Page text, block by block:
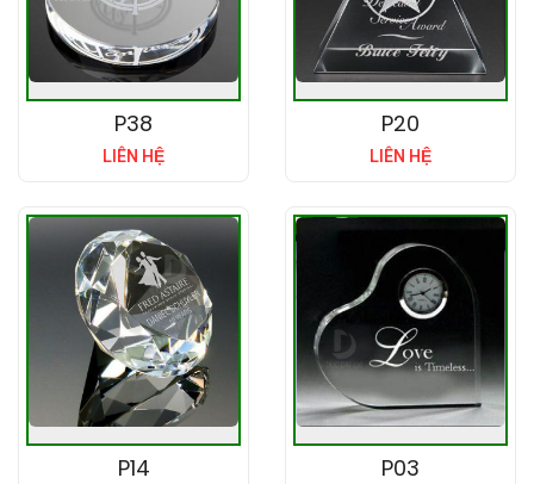
P38
LIÊN HỆ
P20
LIÊN HỆ
P14 P03